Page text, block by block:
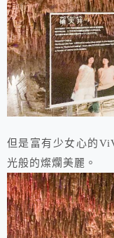
但是富有少女心的
光般的燦爛美麗。